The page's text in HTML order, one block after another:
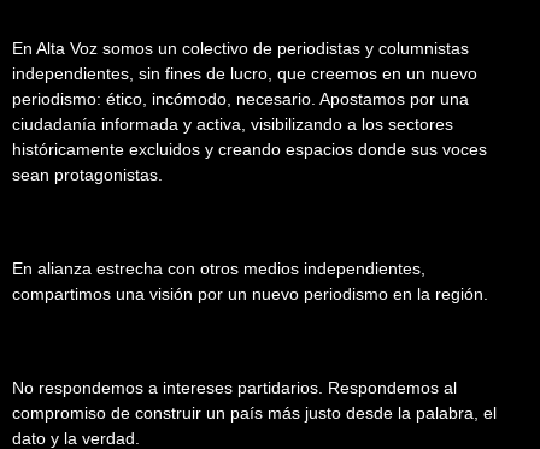
En Alta Voz somos un colectivo de periodistas y columnistas
independientes, sin fines de lucro, que creemos en un nuevo
periodismo: ético, incómodo, necesario. Apostamos por una
ciudadanía informada y activa, visibilizando a los sectores
históricamente excluidos y creando espacios donde sus voces
sean protagonistas.
En alianza estrecha con otros medios independientes,
compartimos una visión por un nuevo periodismo en la región.
No respondemos a intereses partidarios. Respondemos al
compromiso de construir un país más justo desde la palabra, el
dato y la verdad.